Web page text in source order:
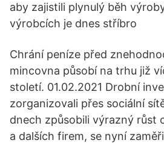
aby zajistili plynulý běh
výrobcích je dnes stříbro
Chrání peníze před
mincovna působí na trhu již
století. 01.02.2021 Drobní
zorganizovali přes sociální
dnech způsobili výrazný růst
a dalších firem, se nyní